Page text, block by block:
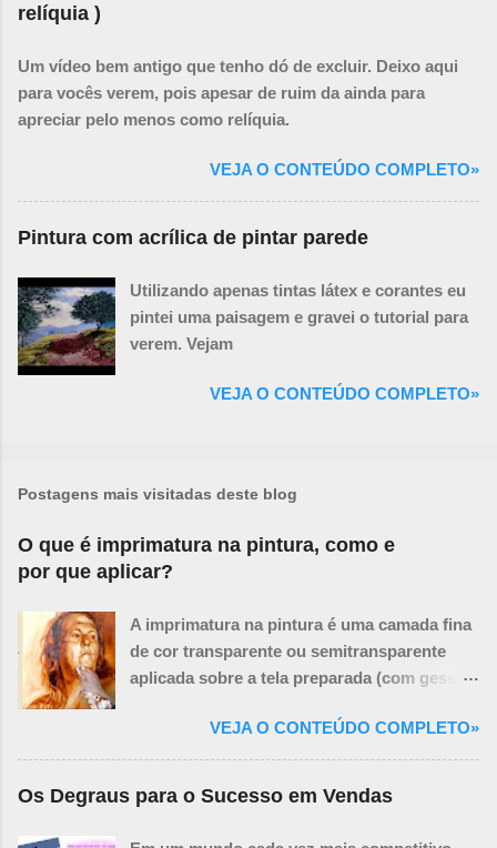
relíquia )
Um vídeo bem antigo que tenho dó de excluir. Deixo aqui
para vocês verem, pois apesar de ruim da ainda para
apreciar pelo menos como relíquia.
VEJA O CONTEÚDO COMPLETO»
Pintura com acrílica de pintar parede
Utilizando apenas tintas látex e corantes eu
pintei uma paisagem e gravei o tutorial para
verem. Vejam
VEJA O CONTEÚDO COMPLETO»
Postagens mais visitadas deste blog
O que é imprimatura na pintura, como e
por que aplicar?
A imprimatura na pintura é uma camada fina
de cor transparente ou semitransparente
aplicada sobre a tela preparada (com gesso
pintura propriamente dita. O termo vem do
italiano e significa "primeira demão" ou
"primeira camada". Pense na imprimatura
como um tom base sutil que influencia todas
VEJA O CONTEÚDO COMPLETO»
Os Degraus para o Sucesso em Vendas